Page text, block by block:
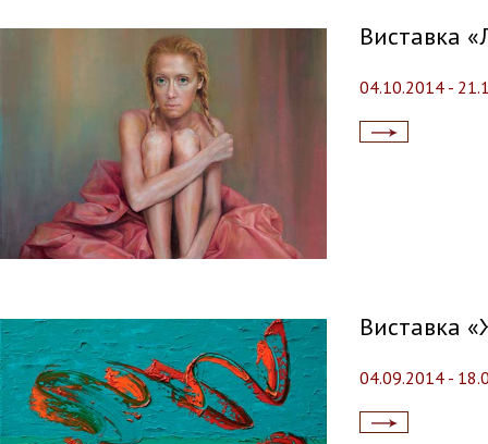
Виставка
04.10.2014 -
Читати
Виставка
04.09.2014 -
Читати